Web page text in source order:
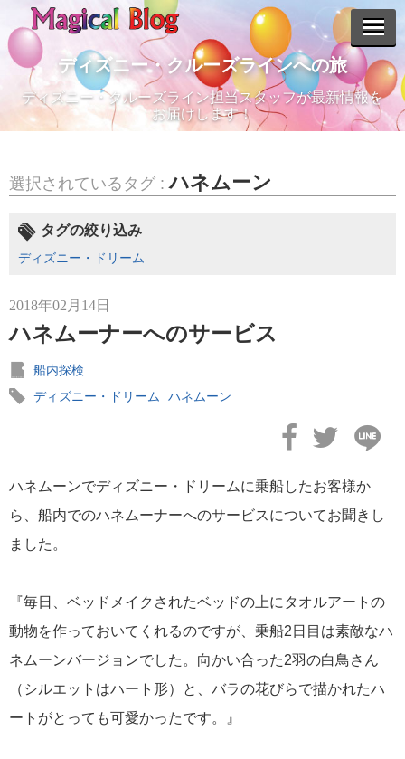
ディズニー・クルーズラインへの旅
ディズニー・クルーズライン担当スタッフが最新情報を
お届けします！
選択されているタグ :ハネムーン
タグの絞り込み
ディズニー・ドリーム
2018年02月14日
ハネムーナーへのサービス
船内探検
ディズニー・ドリーム
ハネムーン
ハネムーンでディズニー・ドリームに乗船したお客様か
ら、船内でのハネムーナーへのサービスについてお聞きし
ました。
『毎日、ベッドメイクされたベッドの上にタオルアートの
動物を作っておいてくれるのですが、乗船2日目は素敵なハ
ネムーンバージョンでした。向かい合った2羽の白鳥さん
（シルエットはハート形）と、バラの花びらで描かれたハ
ートがとっても可愛かったです。』
エントリーリスト
【最新情報】待望の日本寄港！ディズニー・クルーズライン新
2023年09月22日
【旅行説明会】郵船トラベル/ディズニー・クルーズライン旅行
説明会 10月29日（日）
【ディズニー・ウィッシュ号】2023年10月以降ツアーパンフレ
ト完成！
【ディズニー・ウィッシュ号】2023年バハマクルーズ＆WDWツ
アー